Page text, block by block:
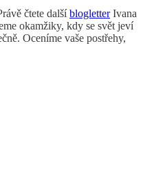
čtete dalšíblogletterIvana
okamžiky, kdy se svět jeví
Oceníme vaše postřehy,